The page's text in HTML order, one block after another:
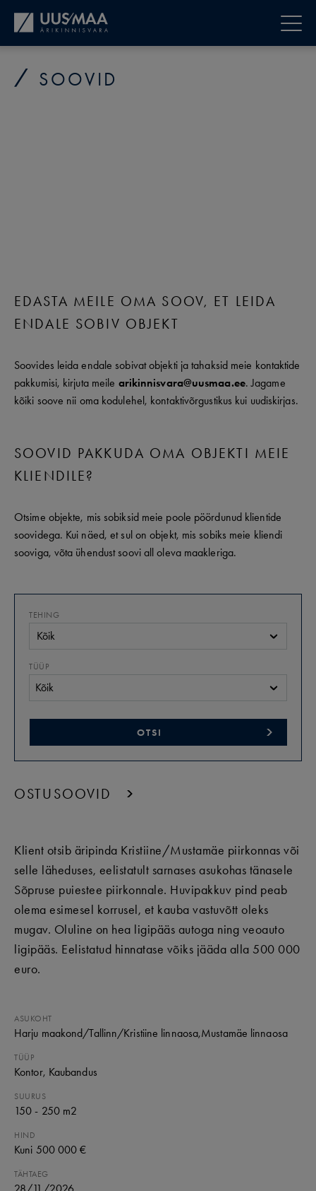
SOOVID
EDASTA MEILE OMA SOOV, ET LEIDA
ENDALE SOBIV OBJEKT
Soovides leida endale sobivat objekti ja tahaksid meie kontaktide
pakkumisi, kirjuta meile arikinnisvara@uusmaa.ee. Jagame
kõiki soove nii oma kodulehel, kontaktivõrgustikus kui uudiskirjas.
SOOVID PAKKUDA OMA OBJEKTI MEIE
KLIENDILE?
Otsime objekte, mis sobiksid meie poole pöördunud klientide
soovidega. Kui näed, et sul on objekt, mis sobiks meie kliendi
sooviga, võta ühendust soovi all oleva maakleriga.
TEHING
Kõik
TÜÜP
Kõik
OTSI
OSTUSOOVID
Klient otsib äripinda Kristiine/Mustamäe piirkonnas või
selle läheduses, eelistatult sarnases asukohas tänasele
Sõpruse puiestee piirkonnale. Huvipakkuv pind peab
olema esimesel korrusel, et kauba vastuvõtt oleks
mugav. Oluline on hea ligipääs autoga ning veoauto
ligipääs. Eelistatud hinnatase võiks jääda alla 500 000
euro.
ASUKOHT
Harju maakond/Tallinn/Kristiine linnaosa,Mustamäe linnaosa
TÜÜP
Kontor, Kaubandus
SUURUS
150 - 250 m2
HIND
Kuni 500 000 €
TÄHTAEG